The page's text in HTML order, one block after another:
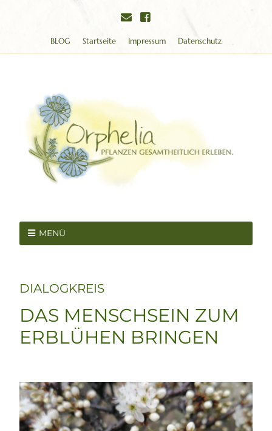
BLOG Startseite Impressum Datenschutz
MENÜ
DIALOGKREIS
DAS MENSCHSEIN ZUM
ERBLÜHEN BRINGEN